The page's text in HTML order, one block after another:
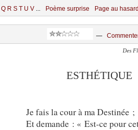
Q R S T U V ... Poème surprise Page au hasard
—
Des
ESTHÉTIQUE
Je fais la cour à ma Destinée ;
Et demande : « Est-ce pour